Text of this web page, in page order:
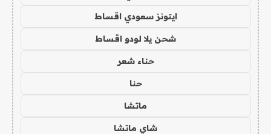
ايتونز سعودي اقساط
شحن يلا لودو اقساط
حناء شعر
حنا
ماتشا
شاي ماتشا